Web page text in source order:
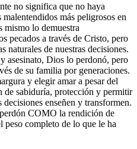
no significa que no haya
más peligrosos en
lo demuestra
pecados a través de Cristo, pero
naturales de nuestras decisiones.
asesinato, Dios lo perdonó, pero
de su familia por generaciones.
y elegir amar a pesar del
de sabiduría, protección y permitir
enseñen y transformen.
COMO la rendición de
peso completo de lo que le ha